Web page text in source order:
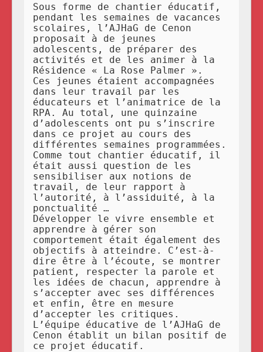
Sous forme de chantier éducatif,
pendant les semaines de vacances
scolaires, l’AJHaG de Cenon
proposait à de jeunes
adolescents, de préparer des
activités et de les animer à la
Résidence « La Rose Palmer ».
Ces jeunes étaient accompagnées
dans leur travail par les
éducateurs et l’animatrice de la
RPA. Au total, une quinzaine
d’adolescents ont pu s’inscrire
dans ce projet au cours des
différentes semaines programmées.
Comme tout chantier éducatif, il
était aussi question de les
sensibiliser aux notions de
travail, de leur rapport à
l’autorité, à l’assiduité, à la
ponctualité …
Développer le vivre ensemble et
apprendre à gérer son
comportement était également des
objectifs à atteindre. C’est-à-
dire être à l’écoute, se montrer
patient, respecter la parole et
les idées de chacun, apprendre à
s’accepter avec ses différences
et enfin, être en mesure
d’accepter les critiques.
L’équipe éducative de l’AJHaG de
Cenon établit un bilan positif de
ce projet éducatif.